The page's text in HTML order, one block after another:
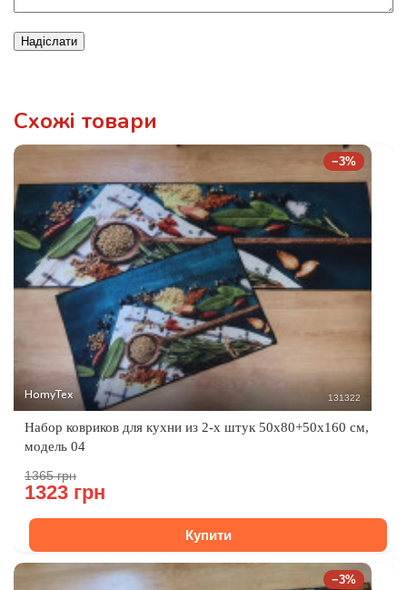
Надіслати
Схожі товари
−3%
HomyTex 131322
Набор ковриков для кухни из 2-х штук 50x80+50x160 см,
модель 04
1365 грн
1323 грн
Купити
−3%